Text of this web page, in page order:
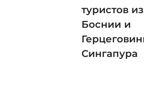
туристов из
Боснии и
Сингапура